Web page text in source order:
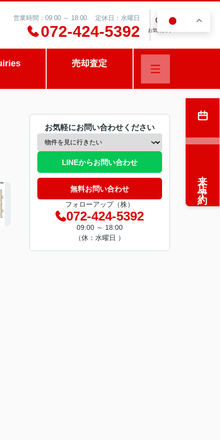
営業時間：09:00 ～ 18:00 定休日：水曜日
072-424-5392 お気に入り
売却査定
お気軽にお問い合わせください
LINEからお問い合わせ
無料お問い合わせ
フォローアップ（株）
072-424-5392
09:00 ～ 18:00
（休：水曜日 ）
来店予約